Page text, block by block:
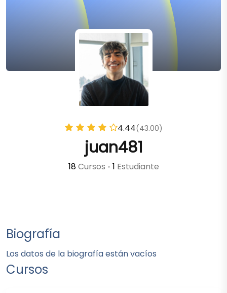
4.44(43.00)
juan481
18Cursos • 1 Estudiante
Biografía
Los datos de la biografía están vacíos
Cursos